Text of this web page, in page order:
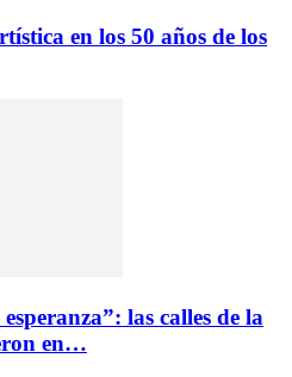
en los 50 años de los
las calles de la
en…